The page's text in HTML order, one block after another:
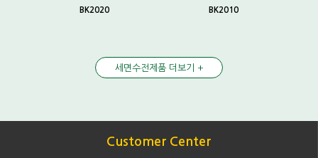
BK2020 BK2010
세면수전제품 더보기 +
Customer Center